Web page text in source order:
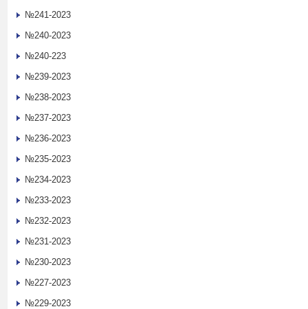
№241-2023
№240-2023
№240-223
№239-2023
№238-2023
№237-2023
№236-2023
№235-2023
№234-2023
№233-2023
№232-2023
№231-2023
№230-2023
№227-2023
№229-2023